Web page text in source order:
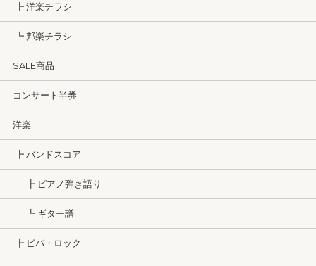
┣ 洋楽チラシ
┗ 邦楽チラシ
SALE商品
コンサート半券
洋楽
┣ バンドスコア
┣ ピアノ弾き語り
┗ ギター譜
┣ ビバ・ロック